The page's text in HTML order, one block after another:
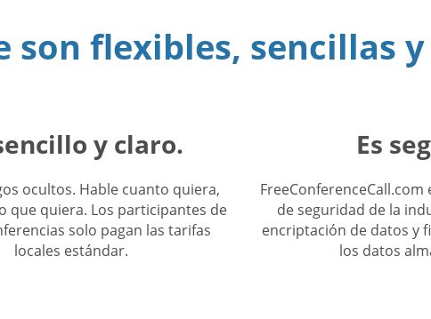
son flexibles, sencillas y
y claro.
ocultos. Hable cuanto quiera,
que quiera. Los participantes de
solo pagan las tarifas
locales estándar.
Es
de seguridad de la
encriptación de datos y
los datos